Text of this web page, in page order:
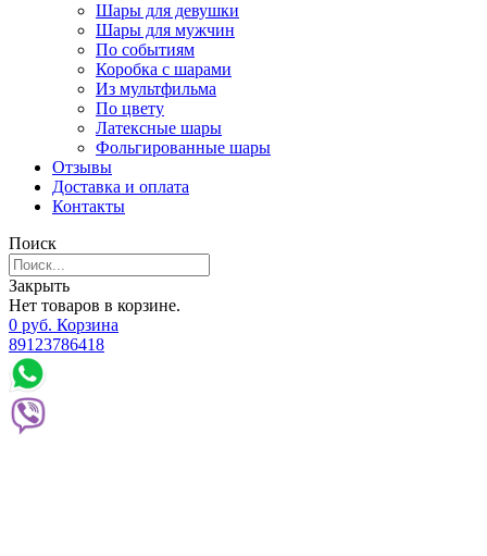
Шары для девушки
Шары для мужчин
По событиям
Коробка с шарами
Из мультфильма
По цвету
Латексные шары
Фольгированные шары
Отзывы
Доставка и оплата
Контакты
Поиск
Закрыть
Нет товаров в корзине.
0 руб. Корзина
89123786418